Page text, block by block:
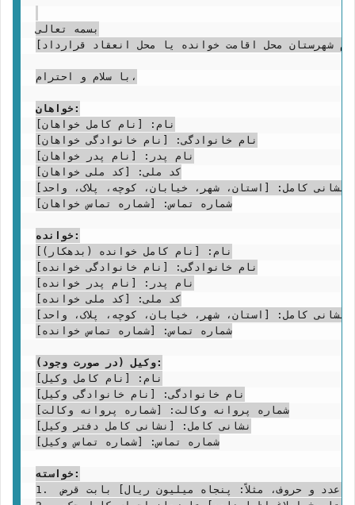
بسمه تعالی
شهرستان محل اقامت خوانده یا محل انعقاد قرارداد]
با سلام و احترام،
خواهان:
نام: [نام کامل خواهان]
نام خانوادگی: [نام خانوادگی خواهان]
نام پدر: [نام پدر خواهان]
کد ملی: [کد ملی خواهان]
نشانی کامل: [استان، شهر، خیابان، کوچه، پلاک، واحد]
شماره تماس: [شماره تماس خواهان]
خوانده:
نام: [نام کامل خوانده (بدهکار)]
نام خانوادگی: [نام خانوادگی خوانده]
نام پدر: [نام پدر خوانده]
کد ملی: [کد ملی خوانده]
نشانی کامل: [استان، شهر، خیابان، کوچه، پلاک، واحد]
شماره تماس: [شماره تماس خوانده]
وکیل (در صورت وجود):
نام: [نام کامل وکیل]
نام خانوادگی: [نام خانوادگی وکیل]
شماره پروانه وکالت: [شماره پروانه وکالت]
نشانی کامل: [نشانی کامل دفتر وکیل]
شماره تماس: [شماره تماس وکیل]
خواسته:
1.  مطالبه مبلغ [مبلغ به عدد و حروف، مثلاً: پنجاه میلیون ریال] بابت قرض.